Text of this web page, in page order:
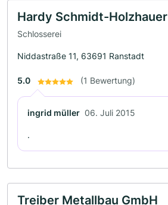
Hardy Schmidt-Holzhauer
Schlosserei
Niddastraße 11, 63691 Ranstadt
5.0 (1 Bewertung)
ingrid müller 06. Juli 2015
.
Treiber Metallbau GmbH